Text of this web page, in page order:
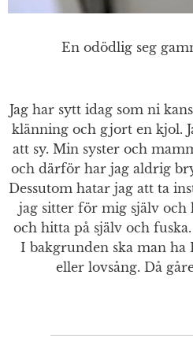
En odödlig seg
Jag har sytt idag som ni
klänning och gjort en kjol.
att sy. Min syster och
och därför har jag aldrig
Dessutom hatar jag att ta
jag sitter för mig själv
och hitta på själv och
I bakgrunden ska man ha
eller lovsång. Då